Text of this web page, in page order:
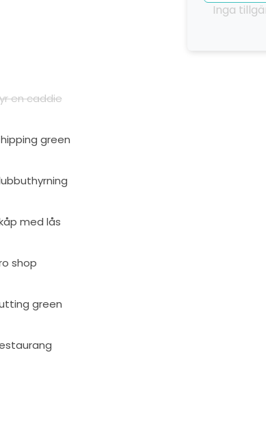
Inga
en caddie
green
med lås
shop
green